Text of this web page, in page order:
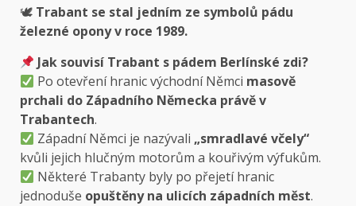
🕊 Trabant se stal jedním ze symbolů pádu
železné opony v roce 1989.
Jak souvisí Trabant s pádem Berlínské zdi?
Po otevření hranic východní Němci masově
prchali do Západního Německa právě v
Trabantech.
Západní Němci je nazývali „smradlavé včely“
kvůli jejich hlučným motorům a kouřivým výfukům.
Některé Trabanty byly po přejetí hranic
jednoduše opuštěny na ulicích západních měst.